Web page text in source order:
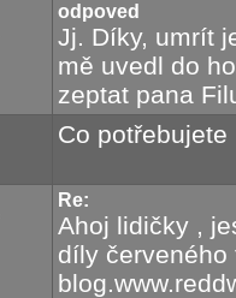
odpoved
Jj. Díky, umrít
mě uvedl do
zeptat pana
Co
Re:
Ahoj lidičky ,
díly